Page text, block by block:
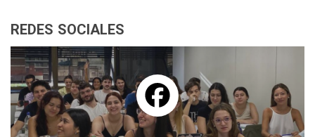
REDES SOCIALES